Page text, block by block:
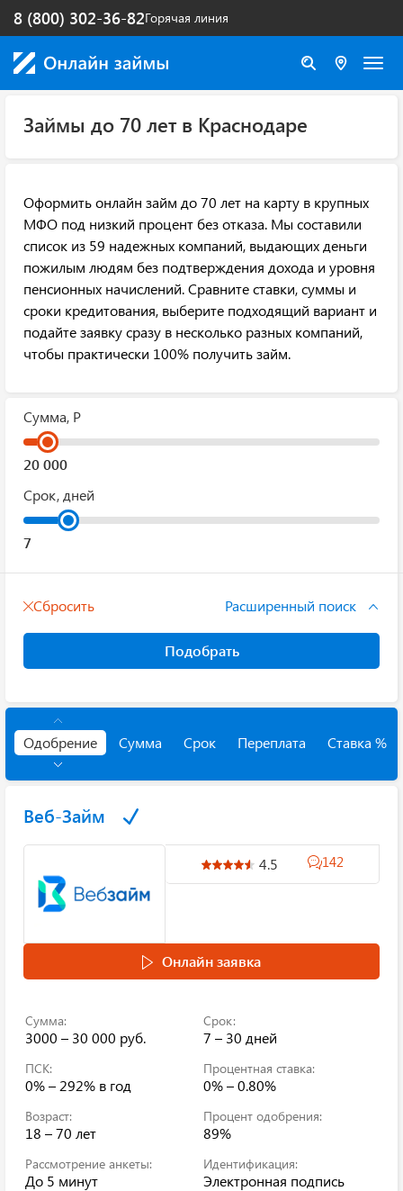
Горячая линия
8 (800) 302-36-82
Займы до 70 лет в Краснодаре
Оформить онлайн займ до 70 лет на карту в крупных
МФО под низкий процент без отказа. Мы составили
список из 59 надежных компаний, выдающих деньги
пожилым людям без подтверждения дохода и уровня
пенсионных начислений. Сравните ставки, суммы и
сроки кредитования, выберите подходящий вариант и
подайте заявку сразу в несколько разных компаний,
чтобы практически 100% получить займ.
Сумма, Р
Срок, дней
Сбросить Расширенный поиск
Подобрать
Одобрение Сумма Срок Переплата Ставка %
Веб-Займ
4.5 142
Онлайн заявка
Сумма:
3000 – 30 000 руб.
Срок:
7 – 30 дней
ПСК:
0% – 292% в год
Процентная ставка:
0% – 0.80%
Возраст:
18 – 70 лет
Процент одобрения:
89%
Рассмотрение анкеты:
До 5 минут
Идентификация:
Электронная подпись